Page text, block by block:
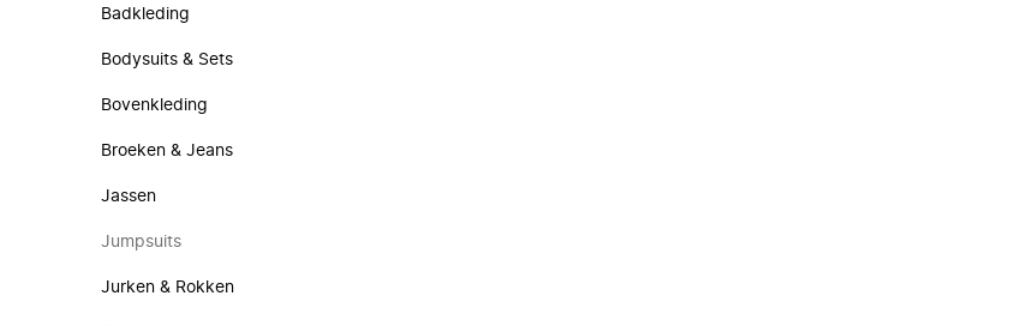
Badkleding
Bodysuits & Sets
Bovenkleding
Broeken & Jeans
Jassen
Jumpsuits
Jurken & Rokken